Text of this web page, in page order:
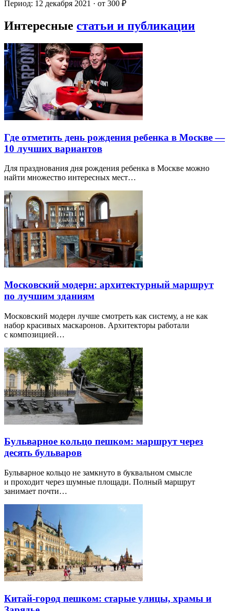
Период: 12 декабря 2021 · от 300 ₽
Интересные статьи и публикации
Где отметить день рождения ребенка в Москве —
10 лучших вариантов
Для празднования дня рождения ребенка в Москве можно
найти множество интересных мест…
Московский модерн: архитектурный маршрут
по лучшим зданиям
Московский модерн лучше смотреть как систему, а не как
набор красивых маскаронов. Архитекторы работали
с композицией…
Бульварное кольцо пешком: маршрут через
десять бульваров
Бульварное кольцо не замкнуто в буквальном смысле
и проходит через шумные площади. Полный маршрут
занимает почти…
Китай-город пешком: старые улицы, храмы и